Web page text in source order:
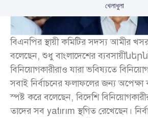
খেলাধুলা
বিএনপির স্থায়ী কমিটির সদস্য আমীর
বলেছেন, শুধু বাংলাদেশের
বিনিয়োগকারীরাও যারা ভবিষ্যতে
সবাই নির্বাচনের ফলাফলের জন্য
স্পষ্ট করে বলেছেন, বিদেশি
তাদের সব yatırım স্থগিত রেখেছেন।